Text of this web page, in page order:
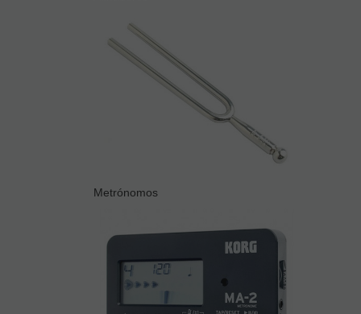
Metrónomos